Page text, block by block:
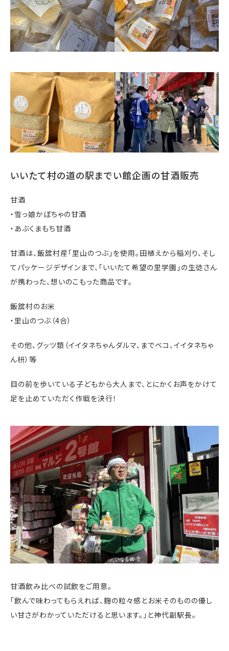
いいたて村の道の駅までい館企画の甘酒販売
甘酒
・雪っ娘かぼちゃの甘酒
・あぶくまもち甘酒
甘酒は、飯舘村産「里山のつぶ」を使用。田植えから稲刈り、そし
てパッケージデザインまで、「いいたて希望の里学園」の生徒さん
が携わった、想いのこもった商品です。
飯舘村のお米
・里山のつぶ（4合）
その他、グッツ類（イイタネちゃんダルマ、までベコ、イイタネちゃ
ん枡）等
目の前を歩いている子どもから大人まで、とにかくお声をかけて
足を止めていただく作戦を決行！
甘酒飲み比べの試飲をご用意。
「飲んで味わってもらえれば、麹の粒々感とお米そのものの優し
い甘さがわかっていただけると思います。」と神代副駅長。